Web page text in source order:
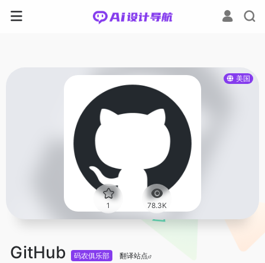
美国
1 78.3K
GitHub 码农俱乐部 翻译站点